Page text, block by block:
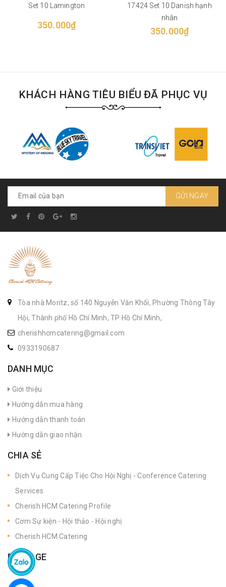
Set 10 Lamington
350.000₫
17424 Set 10 Danish hạnh
nhân
350.000₫
KHÁCH HÀNG TIÊU BIỂU ĐÃ PHỤC VỤ
GỬI NGAY
Tòa nhà Moritz, số 140 Nguyễn Văn Khối, Phường Thông Tây
Hội, Thành phố Hồ Chí Minh, TP Hồ Chí Minh,
cherishhcmcatering@gmail.com
0933190687
DANH MỤC
Giới thiệu
Hướng dẫn mua hàng
Hướng dẫn thanh toán
Hướng dẫn giao nhận
CHIA SẺ
Dịch Vụ Cung Cấp Tiệc Cho Hội Nghị - Conference Catering
Services
Cherish HCM Catering Profile
Cơm Sự kiện - Hội thảo - Hội nghị
Cherish HCM Catering
FANPAGE